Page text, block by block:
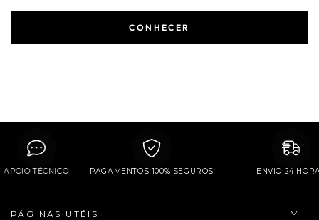
CONHECER
APOIO TÉCNICO PAGAMENTOS 100% SEGUROS ENVIO 24
PÁGINAS UTÉIS